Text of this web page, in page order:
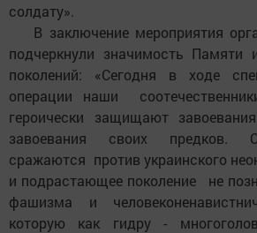
солдату».
В заключение мероприятия
подчеркнули значимость Памяти
поколений: «Сегодня в ходе
операции наши
героически защищают
завоевания своих предков.
сражаются против украинского
и подрастающее поколение не
фашизма и
которую как гидру -